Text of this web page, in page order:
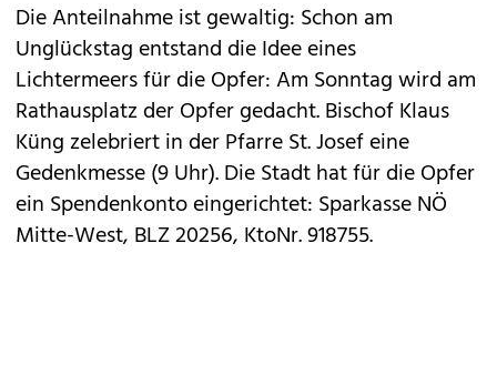
Die Anteilnahme ist gewaltig: Schon am
Unglückstag entstand die Idee eines
Lichtermeers für die Opfer: Am Sonntag wird am
Rathausplatz der Opfer gedacht. Bischof Klaus
Küng zelebriert in der Pfarre St. Josef eine
Gedenkmesse (9 Uhr). Die Stadt hat für die Opfer
ein Spendenkonto eingerichtet: Sparkasse NÖ
Mitte-West, BLZ 20256, KtoNr. 918755.